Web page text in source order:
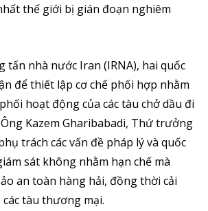
thế giới bị gián đoạn nghiêm
tấn nhà nước Iran (IRNA), hai quốc
để thiết lập cơ chế phối hợp nhằm
hoạt động của các tàu chở dầu đi
Kazem Gharibabadi, Thứ trưởng
trách các vấn đề pháp lý và quốc
sát không nhằm hạn chế mà
an toàn hàng hải, đồng thời cải
tàu thương mại.